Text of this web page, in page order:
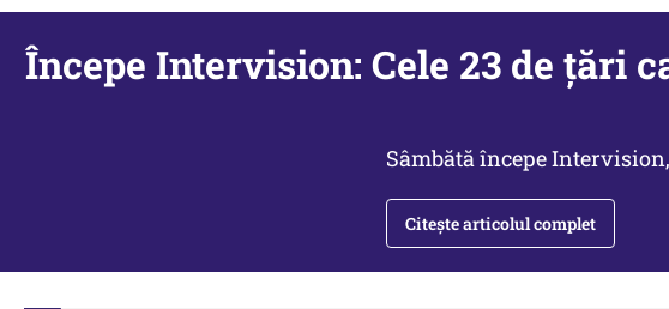
Începe Intervision: Cele 23 de țări
Sâmbătă începe
Citește articolul complet